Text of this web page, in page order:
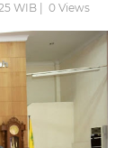
WIB | 0Views